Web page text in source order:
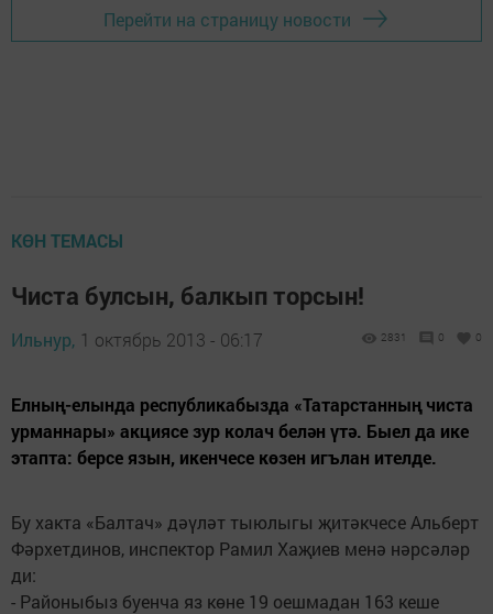
Перейти на страницу новости
КӨН ТЕМАСЫ
Чиста булсын, балкып торсын!
Ильнур, 1 октябрь 2013 - 06:17 2831 0 0
Елның-елында республикабызда «Татарстанның чиста
урманнары» акциясе зур колач белән үтә. Быел да ике
этапта: берсе язын, икенчесе көзен игълан ителде.
Бу хакта «Балтач» дәүләт тыюлыгы җитәкчесе Альберт
Фәрхетдинов, инспектор Рамил Хаҗиев менә нәрсәләр
ди:
- Районыбыз буенча яз көне 19 оешмадан 163 кеше